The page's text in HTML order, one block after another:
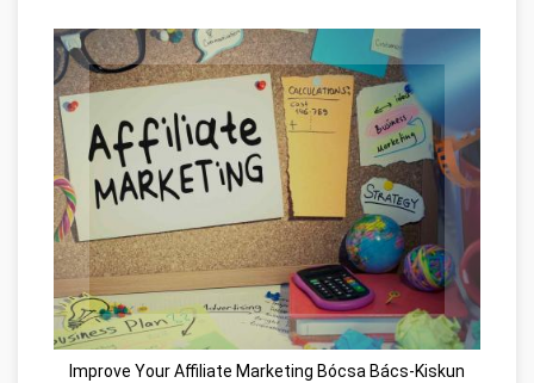
Improve Your Affiliate Marketing Bócsa Bács-Kiskun